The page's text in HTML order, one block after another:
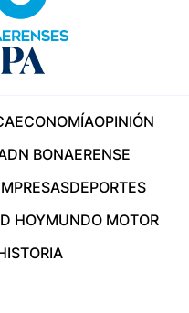
ECONOMÍAOPINIÓN
BONAERENSE
DEPORTES
HOYMUNDO MOTOR